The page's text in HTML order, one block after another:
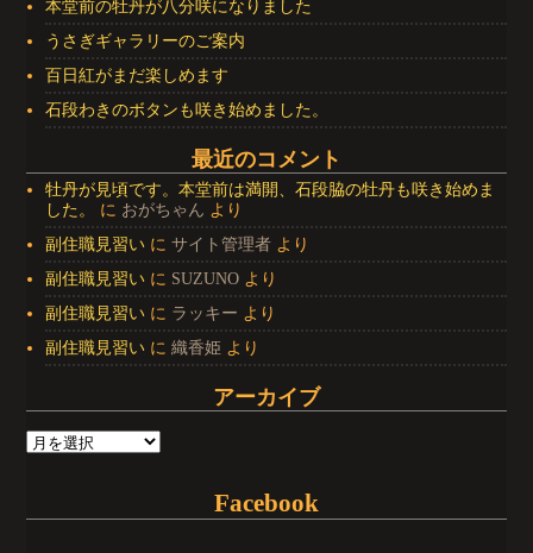
本堂前の牡丹が八分咲になりました
うさぎギャラリーのご案内
百日紅がまだ楽しめます
石段わきのボタンも咲き始めました。
最近のコメント
牡丹が見頃です。本堂前は満開、石段脇の牡丹も咲き始めま
した。
に おがちゃん より
副住職見習い にサイト管理者 より
副住職見習い に SUZUNO より
副住職見習い に ラッキー より
副住職見習い に織香姫 より
アーカイブ
Facebook